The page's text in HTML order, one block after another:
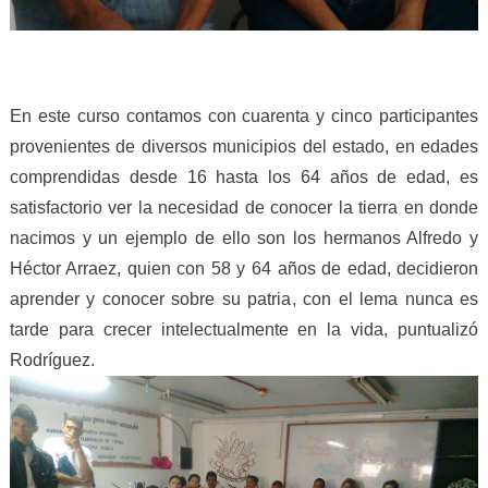
En este curso contamos con cuarenta y cinco participantes
provenientes de diversos municipios del estado, en edades
comprendidas desde 16 hasta los 64 años de edad, es
satisfactorio ver la necesidad de conocer la tierra en donde
nacimos y un ejemplo de ello son los hermanos Alfredo y
Héctor Arraez, quien con 58 y 64 años de edad, decidieron
aprender y conocer sobre su patria, con el lema nunca es
tarde para crecer intelectualmente en la vida, puntualizó
Rodríguez.